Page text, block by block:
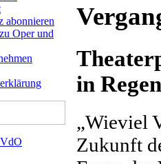
in
„Wieviel
Zukunft